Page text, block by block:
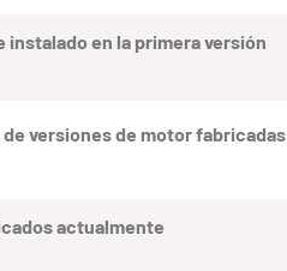
instalado en la primera versión
versiones de motor fabricadas
actualmente